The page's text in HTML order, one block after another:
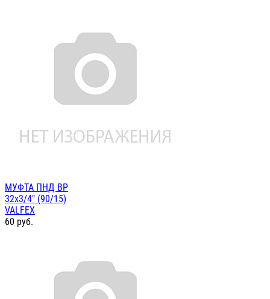
МУФТА ПНД ВР
32х3/4" (90/15)
VALFEX
60 руб.